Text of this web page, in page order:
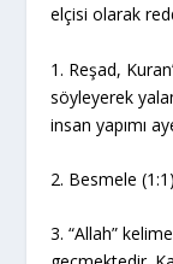
elçisi olarak
1. Reşad,
söyleyerek
insan yapımı
2. Besmele
3. “Allah”